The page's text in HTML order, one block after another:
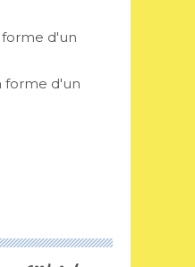
forme d'un
forme d'un